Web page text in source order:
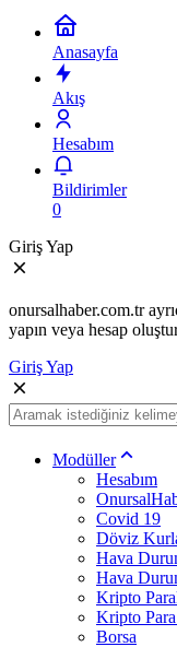
Anasayfa
Akış
Hesabım
Bildirimler
0
Giriş Yap
onursalhaber.com.tr
yapın veya hesap
Giriş Yap
Modüller
Hesabım
Covid 19
Döviz
Hava
Hava
Kripto
Kripto
Borsa